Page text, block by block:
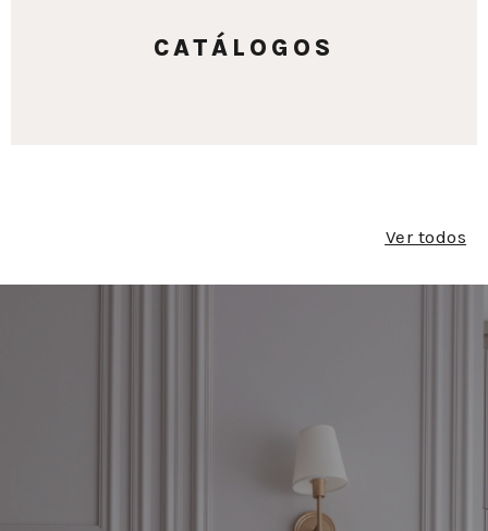
CATÁLOGOS
Ver todos